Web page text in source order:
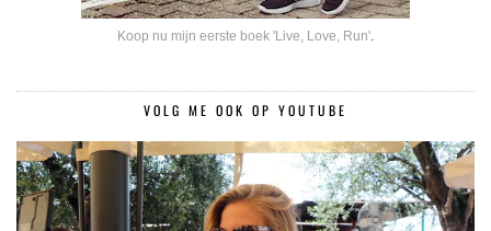
Koop nu mijn eerste boek 'Live, Love, Run'.
VOLG ME OOK OP YOUTUBE